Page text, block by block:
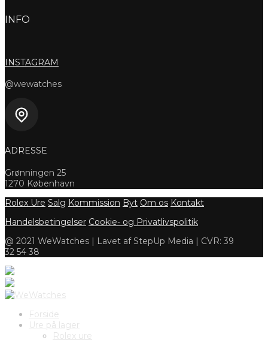
INFO
INSTAGRAM
@wewatches
ADRESSE
Grønningen 25
1270 København
Rolex Ure Salg Kommission Byt Om os Kontakt
Handelsbetingelser Cookie- og Privatlivspolitik
@ 2021 WeWatches | Lavet af StepUp Media | CVR: 39
32 54 38
Forside
Ure på lager
Rolex ure